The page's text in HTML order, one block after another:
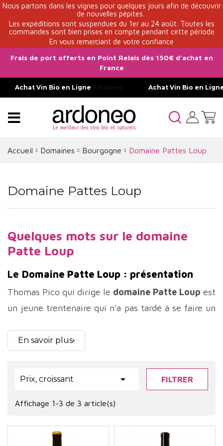
Nous partons dans les vignes pour quelques jours afin de découvrir
de nouvelles pépites.
Les expéditions sont suspendues du 1er au 24 août. Toutes les
commandes sont bien prises en compte pendant cette période
En vous remerciant de votre confiance
Frais de port offerts en Point Relais dès 150€ d'achat en
France
Achat Vin Bio en Ligne Achat Vin Bio en
Accueil Domaines Bourgogne Domaine Pattes Loup
Domaine Pattes Loup
Quelques mots sur le domaine
Patte Loup
Le Domaine Patte Loup : présentation
Thomas Pico qui dirige le domaine Patte Loup est
un jeune trentenaire qui n'a pas tardé à se faire un
agriculture biologique depuis 2009, Thomas Pico
Les maturités sont recherchées, tout en gardant de
beaux équilibres et une réelle fraicheur. Un
domaine à découvrir d'urgence.
domaines les plus remarqués de Chablis, non
En savoir plus
Prix, croissant  FILTRER
Affichage 1-3 de 3 article(s)